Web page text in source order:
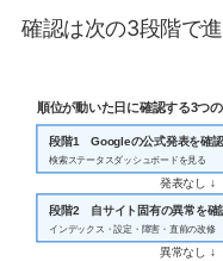
確認は次の3段階で進
順位が動いた日に確認する3つ
段階1 Googleの公式発表を確
検索ステータスダッシュボードを見る
発表なし ↓
段階2 自サイト固有の異常を確
インデックス・設定・障害・直前の改修
異常なし ↓